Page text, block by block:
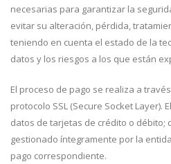
necesarias para garantizar la
evitar su alteración, pérdida,
teniendo en cuenta el estado de la
datos y los riesgos a los que están
El proceso de pago se realiza a
protocolo SSL (Secure Socket Layer).
datos de tarjetas de crédito o débito;
gestionado íntegramente por la
pago correspondiente.